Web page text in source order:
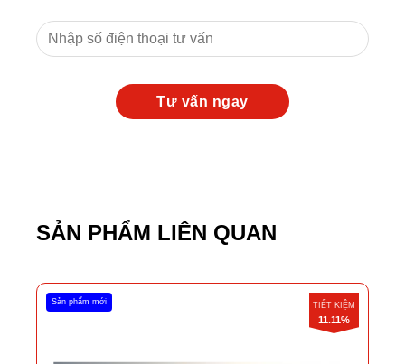
SẢN PHẨM LIÊN QUAN
Sản phẩm mới TIẾT KIỆM
11.11%